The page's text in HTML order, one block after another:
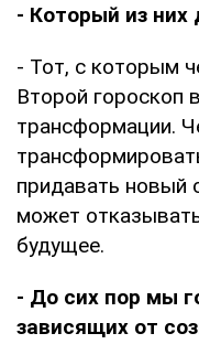
- Который из них
- Тот, с которым
Второй гороскоп
трансформации.
придавать
может
будущее.
- До сих пор мы
зависящих от